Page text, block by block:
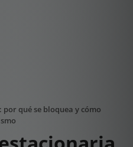
qué se bloquea y cómo